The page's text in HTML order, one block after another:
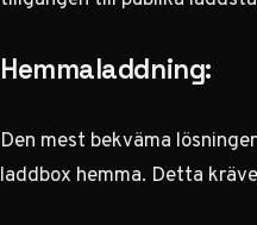
Hemmaladdning:
Den mest bekväma
laddbox hemma. Detta